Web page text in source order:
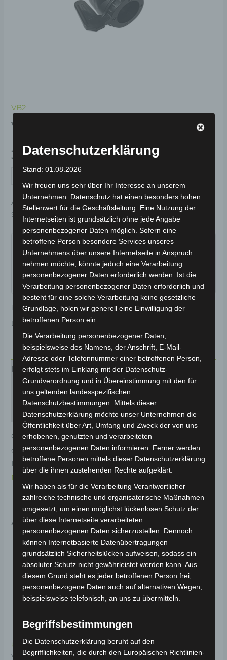
VB2
VB2 GASHEBEL
39,00€ *
Artikelnummer:
Schlagwort:
Garantiert sicherer Checkout
inkl. 19 % MwSt.Kostenloser Versand
Lieferzeit:Versandfertig innerhalb 24 Stunden*
Beschreibung
Produktsicherheit
Rezensionen (0)
Original-Ersatzteil für den Pedelec VB2. Gashebel für
optimale Funktionalität und Haltbarkeit. Weitere
Informationen zum Fahrzeug findest du hier:Volta
Motor Pedelec VB2
Ähnliche Produkte
Kostenloser Versand
VB2 SCHEINWERFER
Kostenloser Versand
VB2 PEDALSET
Datenschutzerklärung
Stand: 01.08.2026
Wir freuen uns sehr über Ihr Interesse an unserem
Unternehmen. Datenschutz hat einen besonders hohen
Stellenwert für die Geschäftsleitung. Eine Nutzung der
Internetseiten ist grundsätzlich ohne jede Angabe
personenbezogener Daten möglich. Sofern eine
betroffene Person besondere Services unseres
Unternehmens über unsere Internetseite in Anspruch
nehmen möchte, könnte jedoch eine Verarbeitung
personenbezogener Daten erforderlich werden. Ist die
Verarbeitung personenbezogener Daten erforderlich und
besteht für eine solche Verarbeitung keine gesetzliche
Grundlage, holen wir generell eine Einwilligung der
betroffenen Person ein.
Die Verarbeitung personenbezogener Daten,
beispielsweise des Namens, der Anschrift, E-Mail-
Adresse oder Telefonnummer einer betroffenen Person,
erfolgt stets im Einklang mit der Datenschutz-
Grundverordnung und in Übereinstimmung mit den für
uns geltenden landesspezifischen
Datenschutzbestimmungen. Mittels dieser
Datenschutzerklärung möchte unser Unternehmen die
Öffentlichkeit über Art, Umfang und Zweck der von uns
erhobenen, genutzten und verarbeiteten
personenbezogenen Daten informieren. Ferner werden
betroffene Personen mittels dieser Datenschutzerklärung
über die ihnen zustehenden Rechte aufgeklärt.
Wir haben als für die Verarbeitung Verantwortlicher
zahlreiche technische und organisatorische Maßnahmen
umgesetzt, um einen möglichst lückenlosen Schutz der
über diese Internetseite verarbeiteten
personenbezogenen Daten sicherzustellen. Dennoch
können Internetbasierte Datenübertragungen
grundsätzlich Sicherheitslücken aufweisen, sodass ein
absoluter Schutz nicht gewährleistet werden kann. Aus
diesem Grund steht es jeder betroffenen Person frei,
personenbezogene Daten auch auf alternativen Wegen,
beispielsweise telefonisch, an uns zu übermitteln.
Begriffsbestimmungen
Die Datenschutzerklärung beruht auf den
Begrifflichkeiten, die durch den Europäischen Richtlinien-